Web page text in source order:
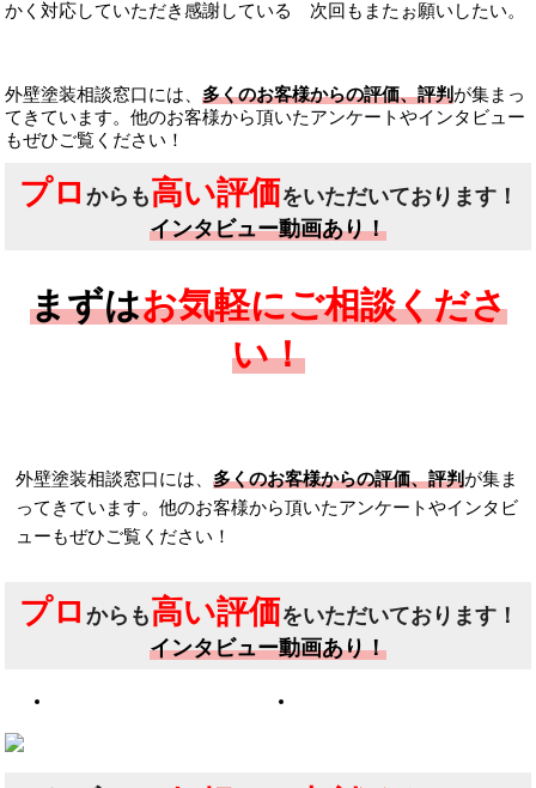
かく対応していただき感謝している 次回もまたぉ願いしたい。
外壁塗装相談窓口には、多くのお客様からの評価、評判が集まっ
てきています。他のお客様から頂いたアンケートやインタビュー
もぜひご覧ください！
プロ からも高い評価をいただいております！
インタビュー動画あり！
まずはお気軽にご相談くださ
い！
外壁塗装相談窓口には、多くのお客様からの評価、評判が集ま
ってきています。他のお客様から頂いたアンケートやインタビ
ューもぜひご覧ください！
プロ からも高い評価をいただいております！
インタビュー動画あり！